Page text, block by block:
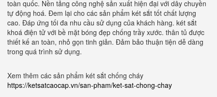
toàn quốc. Nền tảng công nghệ sản xuất hiện đại với dây chuyền
tự động hoá. Đem lại cho các sản phẩm két sắt tốt chất lượng
cao. Đáp ứng tối đa nhu cầu sử dụng của khách hàng. két sắt
khoá điện tử với bề mặt bóng đẹp chống trầy xước. thân tủ được
thiết kế an toàn, nhỏ gọn tinh giản. Đảm bảo thuận tiện dễ dàng
trong quá trình sử dụng.
Xem thêm các sản phẩm két sắt chống cháy
https://ketsatcaocap.vn/san-pham/ket-sat-chong-chay